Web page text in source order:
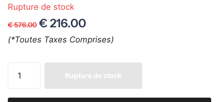
Rupture de stock
€ 576.00 € 216.00
(*Toutes Taxes Comprises)
Rupture de stock